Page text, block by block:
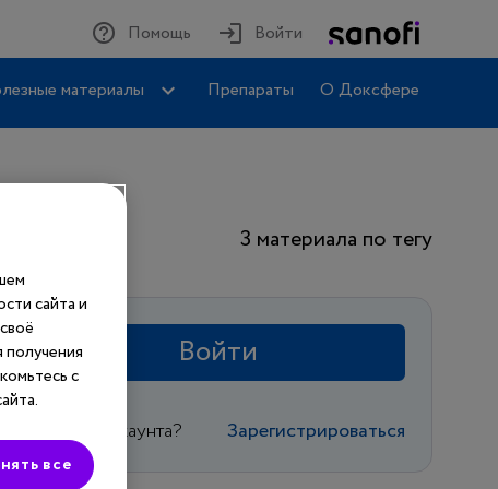
Помощь Войти
материалы Препараты О Доксфере
3 материала по тегу
Войти
Еще нет аккаунта? Зарегистрироваться
сайта и
с
все